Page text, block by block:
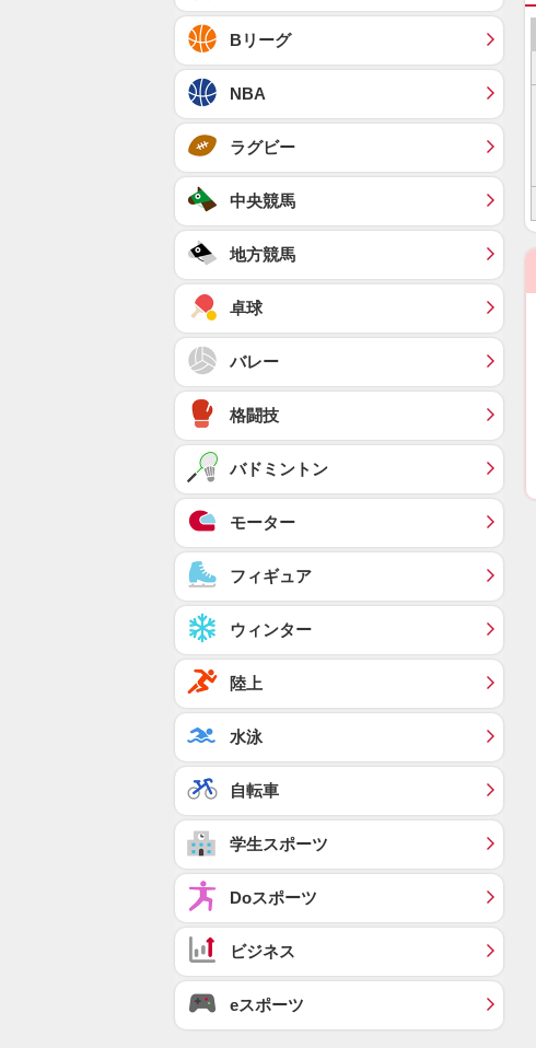
Bリーグ
NBA
ラグビー
中央競馬
地方競馬
卓球
バレー
格闘技
バドミントン
モーター
フィギュア
ウィンター
陸上
水泳
自転車
学生スポーツ
Doスポーツ
ビジネス
eスポーツ